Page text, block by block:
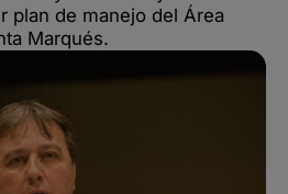
plan de manejo del Área
Marqués.